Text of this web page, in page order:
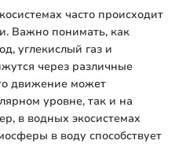
часто происходит
Важно понимать, как
углекислый газ и
через различные
движение может
уровне, так и на
в водных экосистемах
в воду способствует